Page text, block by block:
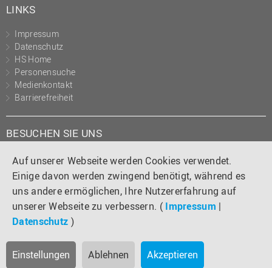
Auf unserer Webseite werden Cookies verwendet.
Einige davon werden zwingend benötigt, während es
uns andere ermöglichen, Ihre Nutzererfahrung auf
unserer Webseite zu verbessern. ( Impressum |
Datenschutz )
Einstellungen Ablehnen Akzeptieren
LINKS
Impressum
Datenschutz
HS Home
Personensuche
Medienkontakt
Barrierefreiheit
BESUCHEN SIE UNS
Instagram
TiktokLinkedIn
YouTube
Facebook